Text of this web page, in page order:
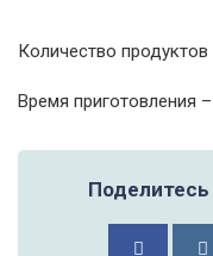
Количество
Время приготовления